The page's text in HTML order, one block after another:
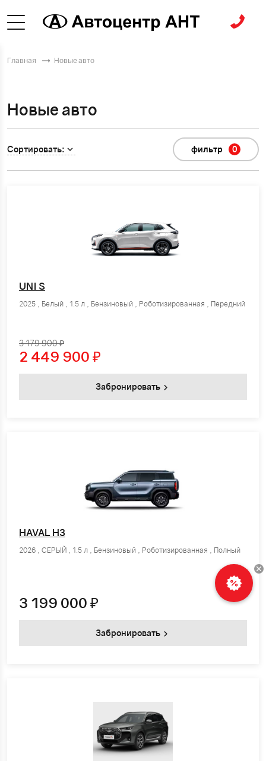
Главная Новые авто
Новые авто
Сортировать: фильтр 0
UNI S
2025 , Белый , 1.5 л , Бензиновый , Роботизированная , Передний
3 179 900 ₽
2 449 900 ₽
Забронировать
HAVAL H3
2026 , СЕРЫЙ , 1.5 л , Бензиновый , Роботизированная , Полный
3 199 000 ₽
Забронировать